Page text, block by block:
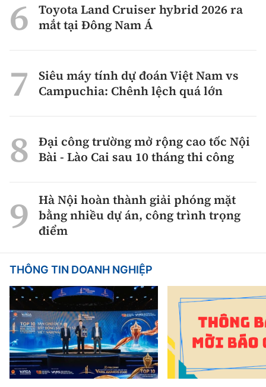
Toyota Land Cruiser hybrid 2026 ra
mắt tại Đông Nam Á
Siêu máy tính dự đoán Việt Nam vs
Campuchia: Chênh lệch quá lớn
Đại công trường mở rộng cao tốc Nội
Bài - Lào Cai sau 10 tháng thi công
Hà Nội hoàn thành giải phóng mặt
bằng nhiều dự án, công trình trọng
điểm
THÔNG TIN DOANH NGHIỆP